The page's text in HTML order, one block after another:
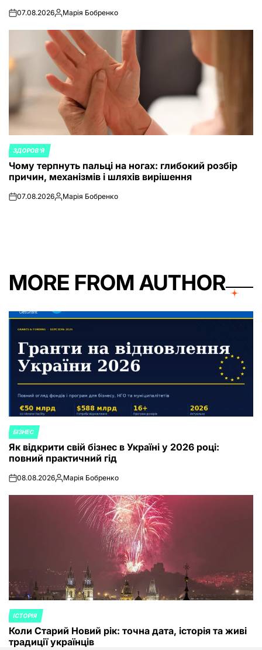
on07.08.2026Posted
Марія Бобренко
POSTED
IN
ЗДОРОВ'Я
Чому терпнуть пальці на ногах: глибокий розбір
причин, механізмів і шляхів вирішення
on07.08.2026Posted
Марія Бобренко
MORE FROM AUTHOR
POSTED
IN
БІЗНЕС
Як відкрити свій бізнес в Україні у 2026 році:
повний практичний гід
on08.08.2026Posted
Марія Бобренко
POSTED
IN
ІСТОРІЯ
Коли Старий Новий рік: точна дата, історія та живі
традиції українців